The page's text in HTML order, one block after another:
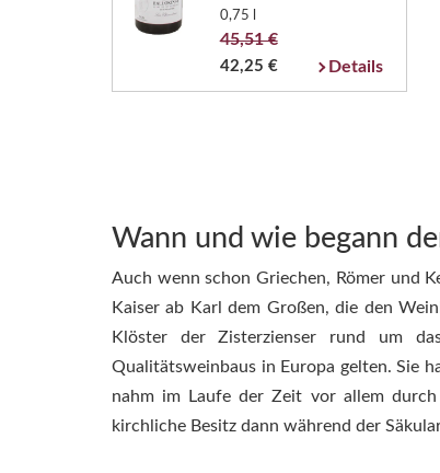
0,75 l
45,51 €
42,25 € Details
Wann und wie begann
Auch wenn schon Griechen, Römer und
Kaiser ab Karl dem Großen, die den
Klöster der Zisterzienser rund um
Qualitätsweinbaus in Europa gelten. Sie
nahm im Laufe der Zeit vor allem
kirchliche Besitz dann während der